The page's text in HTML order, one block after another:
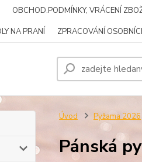
OBCHOD.PODMÍNKY, VRÁCENÍ
NA PRANÍ ZPRACOVÁNÍ
Úvod Pyžama 2026
Pánská